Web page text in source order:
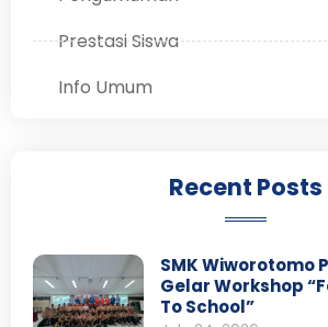
Prestasi Siswa
Info Umum
Recent Posts
SMK Wiworotomo
Gelar Workshop
To School”